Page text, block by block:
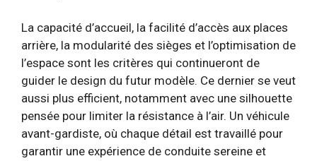
La capacité d’accueil, la facilité d’accès aux places
arrière, la modularité des sièges et l’optimisation de
l’espace sont les critères qui continueront de
guider le design du futur modèle. Ce dernier se veut
aussi plus efficient, notamment avec une silhouette
pensée pour limiter la résistance à l’air. Un véhicule
avant-gardiste, où chaque détail est travaillé pour
garantir une expérience de conduite sereine et